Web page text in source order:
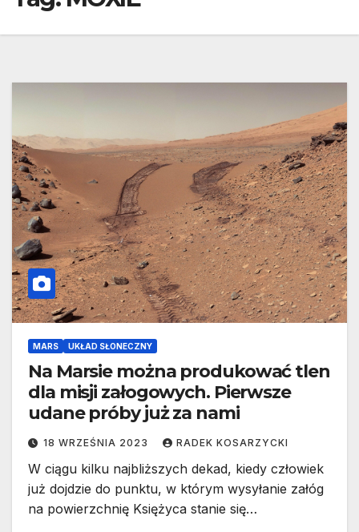
MARS UKŁAD SŁONECZNY
Na Marsie można produkować tlen
dla misji załogowych. Pierwsze
udane próby już za nami
18 WRZEŚNIA 2023 RADEK KOSARZYCKI
W ciągu kilku najbliższych dekad, kiedy człowiek
już dojdzie do punktu, w którym wysyłanie załóg
na powierzchnię Księżyca stanie się…